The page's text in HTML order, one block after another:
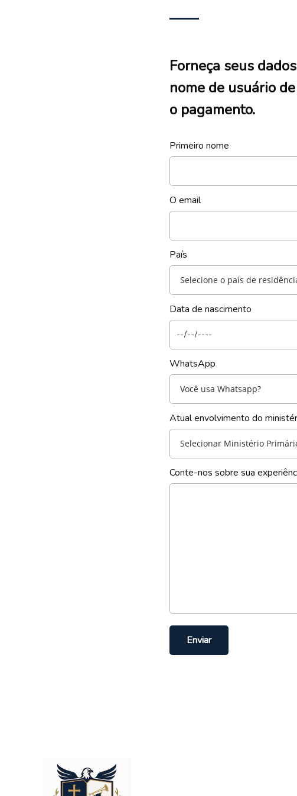
Forneça seus
nome de usuário
o pagamento.
Primeiro nome
O email
País
Selecione o país de
Data de nascimento
WhatsApp
Você usa Whatsapp?
Atual envolvimento do
Selecionar Ministério
Conte-nos sobre sua
Enviar